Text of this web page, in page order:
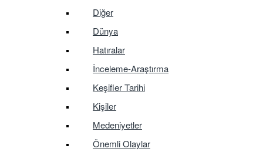
Diğer
Dünya
Hatıralar
İnceleme-Araştırma
Keşifler Tarihi
Kişiler
Medeniyetler
Önemli Olaylar